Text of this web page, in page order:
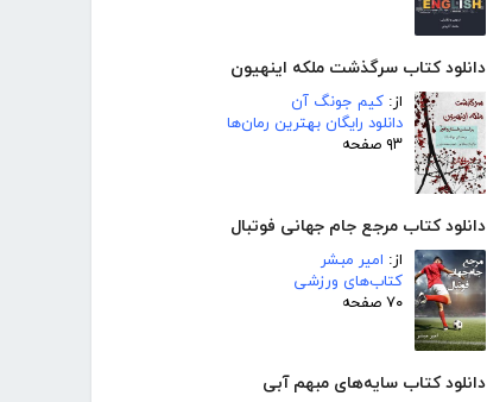
دانلود کتاب سرگذشت ملکه اینهیون
از: کیم جونگ آن
دانلود رایگان بهترین رمان‌ها
۹۳ صفحه
دانلود کتاب مرجع جام جهانی فوتبال
از: امیر مبشر
کتاب‌های ورزشی
۷۰ صفحه
دانلود کتاب سایه‌های مبهم آبی